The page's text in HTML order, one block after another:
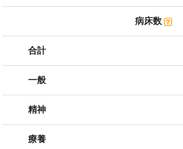
病床数
合計
一般
精神
療養